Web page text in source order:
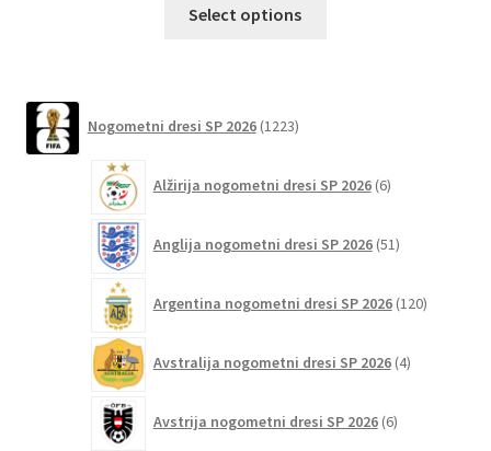
Select options
izberete
strani
Nogometni dresi SP 2026 1223izdelkov
Alžirija nogometni dresi SP 2026 6izdelkov
Anglija nogometni dresi SP 2026 51izdelkov
Argentina nogometni dresi SP 2026 120izdelkov
Avstralija nogometni dresi SP 2026 4izdelki
Avstrija nogometni dresi SP 2026 6izdelkov